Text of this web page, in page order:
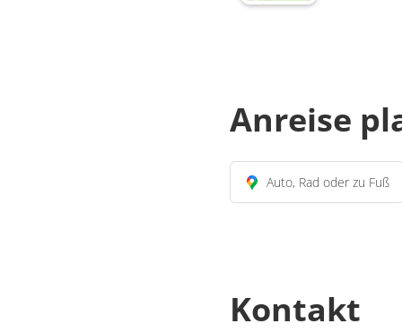
Anreise
Auto, Rad oder zu Fuß
Kontakt